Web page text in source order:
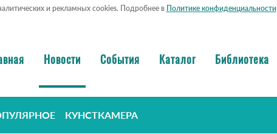
и рекламных cookies. Подробнее в Политике конфиденциальности
Новости События Каталог Библиотека
КУНСТКАМЕРА